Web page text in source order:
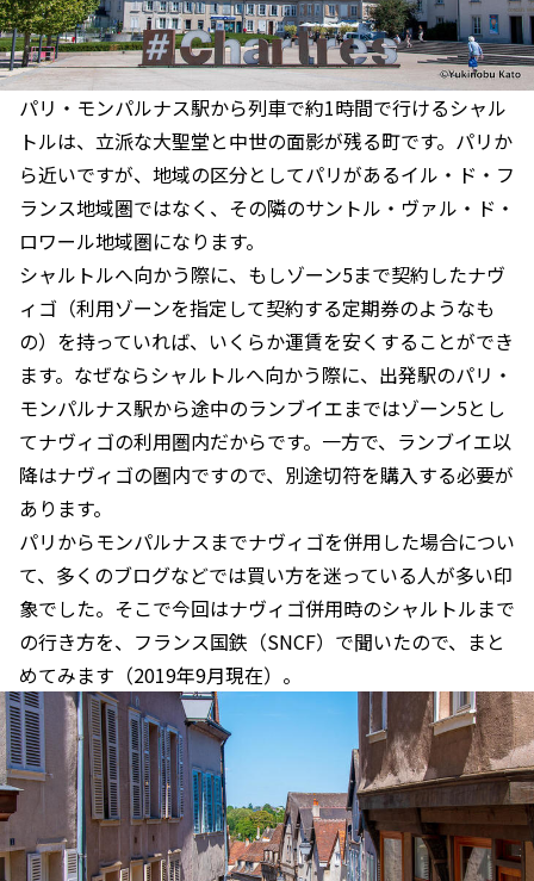
パリ・モンパルナス駅から列車で約1時間で行けるシャル
トルは、立派な大聖堂と中世の面影が残る町です。パリか
ら近いですが、地域の区分としてパリがあるイル・ド・フ
ランス地域圏ではなく、その隣のサントル・ヴァル・ド・
ロワール地域圏になります。
シャルトルへ向かう際に、もしゾーン5まで契約したナヴ
ィゴ（利用ゾーンを指定して契約する定期券のようなも
の）を持っていれば、いくらか運賃を安くすることができ
ます。なぜならシャルトルへ向かう際に、出発駅のパリ・
モンパルナス駅から途中のランブイエまではゾーン5とし
てナヴィゴの利用圏内だからです。一方で、ランブイエ以
降はナヴィゴの圏内ですので、別途切符を購入する必要が
あります。
パリからモンパルナスまでナヴィゴを併用した場合につい
て、多くのブログなどでは買い方を迷っている人が多い印
象でした。そこで今回はナヴィゴ併用時のシャルトルまで
の行き方を、フランス国鉄（SNCF）で聞いたので、まと
めてみます（2019年9月現在）。